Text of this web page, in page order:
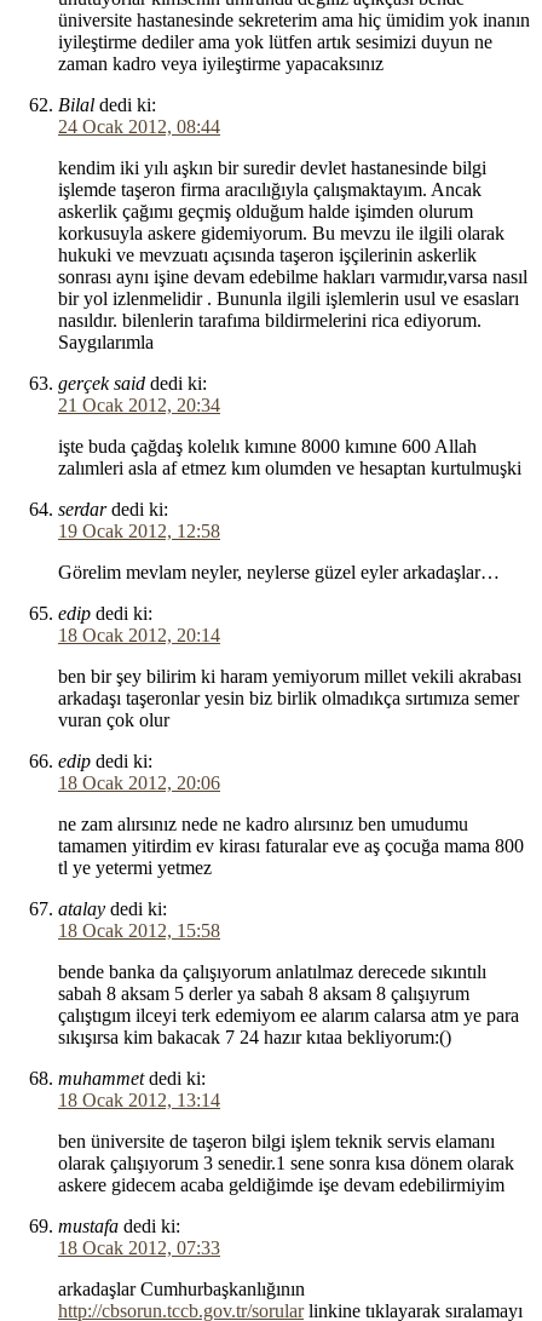
üniversite hastanesinde sekreterim ama hiç ümidim yok inanın
iyileştirme dediler ama yok lütfen artık sesimizi duyun ne
zaman kadro veya iyileştirme yapacaksınız
Bilal dedi ki:
24 Ocak 2012, 08:44
kendim iki yılı aşkın bir suredir devlet hastanesinde bilgi
işlemde taşeron firma aracılığıyla çalışmaktayım. Ancak
askerlik çağımı geçmiş olduğum halde işimden olurum
korkusuyla askere gidemiyorum. Bu mevzu ile ilgili olarak
hukuki ve mevzuatı açısında taşeron işçilerinin askerlik
sonrası aynı işine devam edebilme hakları varmıdır,varsa nasıl
bir yol izlenmelidir . Bununla ilgili işlemlerin usul ve esasları
nasıldır. bilenlerin tarafıma bildirmelerini rica ediyorum.
Saygılarımla
gerçek said dedi ki:
21 Ocak 2012, 20:34
işte buda çağdaş kolelık kımıne 8000 kımıne 600 Allah
zalımleri asla af etmez kım olumden ve hesaptan kurtulmuşki
serdar dedi ki:
19 Ocak 2012, 12:58
Görelim mevlam neyler, neylerse güzel eyler arkadaşlar…
edip dedi ki:
18 Ocak 2012, 20:14
ben bir şey bilirim ki haram yemiyorum millet vekili akrabası
arkadaşı taşeronlar yesin biz birlik olmadıkça sırtımıza semer
vuran çok olur
edip dedi ki:
18 Ocak 2012, 20:06
ne zam alırsınız nede ne kadro alırsınız ben umudumu
tamamen yitirdim ev kirası faturalar eve aş çocuğa mama 800
tl ye yetermi yetmez
atalay dedi ki:
18 Ocak 2012, 15:58
bende banka da çalışıyorum anlatılmaz derecede sıkıntılı
sabah 8 aksam 5 derler ya sabah 8 aksam 8 çalışıyrum
çalıştıgım ilceyi terk edemiyom ee alarım calarsa atm ye para
sıkışırsa kim bakacak 7 24 hazır kıtaa bekliyorum:()
muhammet dedi ki:
18 Ocak 2012, 13:14
ben üniversite de taşeron bilgi işlem teknik servis elamanı
olarak çalışıyorum 3 senedir.1 sene sonra kısa dönem olarak
askere gidecem acaba geldiğimde işe devam edebilirmiyim
mustafa dedi ki:
18 Ocak 2012, 07:33
arkadaşlar Cumhurbaşkanlığının
http://cbsorun.tccb.gov.tr/sorularlinkine tıklayarak sıralamayı